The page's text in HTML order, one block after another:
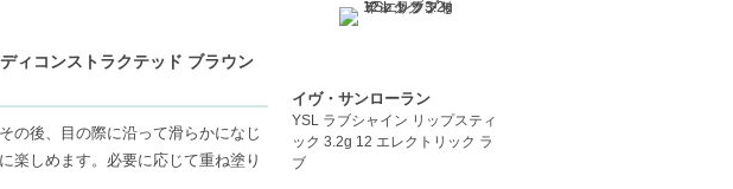
プロヴォカティブ グリーン、#9ア
ラム。
ィコンストラクテッド ブラウン
の後、目の際に沿って滑らかになじ
楽しめます。必要に応じて重ね塗り
イヴ・サンローラン
YSL ラブシャイン リップスティ
ック 3.2g 12 エレクトリック ラ
ブ